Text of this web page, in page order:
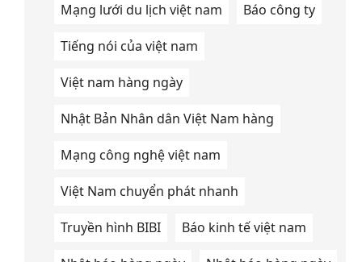
Mạng lưới du lịch việt nam Báo công ty
Tiếng nói của việt nam
Việt nam hàng ngày
Nhật Bản Nhân dân Việt Nam hàng
Mạng công nghệ việt nam
Việt Nam chuyển phát nhanh
Truyền hình BIBI Báo kinh tế việt nam